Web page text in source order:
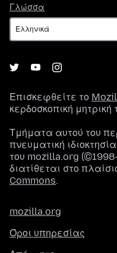
Γλώσσα
Επισκεφθείτε το
κερδοσκοπική μητρική
Τμήματα αυτού του
πνευματική
του mozilla.org
διατίθεται στο
Commons.
mozilla.org
Όροι υπηρεσίας